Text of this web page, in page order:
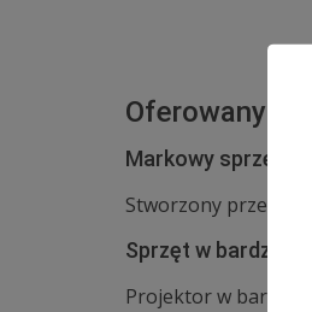
Oferowany
Markowy sprzęt
Stworzony przez
Sprzęt w bardzo
Projektor w bardzo